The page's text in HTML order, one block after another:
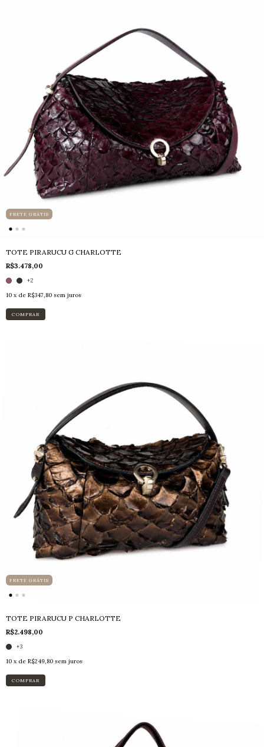
FRETE GRÁTIS
TOTE PIRARUCU G CHARLOTTE
R$3.478,00
+2
10 x de R$347,80 sem juros
COMPRAR
FRETE GRÁTIS
TOTE PIRARUCU P CHARLOTTE
R$2.498,00
+3
10 x de R$249,80 sem juros
COMPRAR